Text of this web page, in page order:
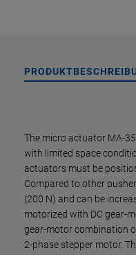
The micro actuator MA-
with limited space
actuators must be
Compared to other
(200 N) and can be
motorized with DC gear-
gear-motor combination
2-phase stepper motor.